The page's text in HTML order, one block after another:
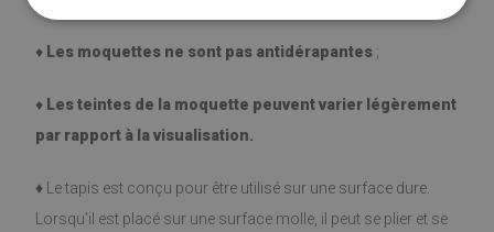
♦ Les moquettes ne sont pas antidérapantes ;
♦ Les teintes de la moquette peuvent varier légèrement
par rapport à la visualisation.
♦ Le tapis est conçu pour être utilisé sur une surface dure.
Lorsqu'il est placé sur une surface molle, il peut se plier et se